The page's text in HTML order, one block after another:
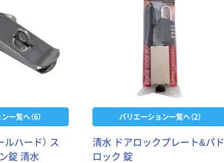
一覧へ（6）
ルハード） ス
錠 清水
バリエーション一覧へ（2）
清水 ドアロックプレート&パド
ロック 錠